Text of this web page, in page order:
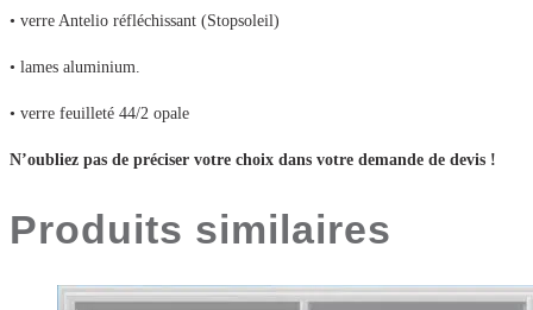
• verre Antelio réfléchissant (Stopsoleil)
• lames aluminium.
• verre feuilleté 44/2 opale
N’oubliez pas de préciser votre choix dans votre demande de devis !
Produits similaires